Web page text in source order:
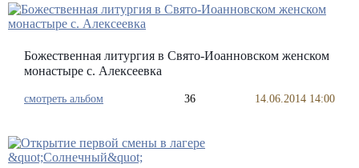
Божественная литургия в Свято-Иоанновском женском
монастыре с. Алексеевка
смотреть альбом 36 14.06.2014 14:00